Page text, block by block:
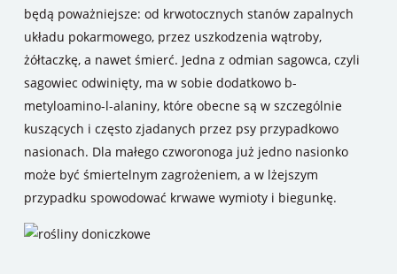
będą poważniejsze: od krwotocznych stanów zapalnych
układu pokarmowego, przez uszkodzenia wątroby,
żółtaczkę, a nawet śmierć. Jedna z odmian sagowca, czyli
sagowiec odwinięty, ma w sobie dodatkowo b-
metyloamino-l-alaniny, które obecne są w szczególnie
kuszących i często zjadanych przez psy przypadkowo
nasionach. Dla małego czworonoga już jedno nasionko
może być śmiertelnym zagrożeniem, a w lżejszym
przypadku spowodować krwawe wymioty i biegunkę.